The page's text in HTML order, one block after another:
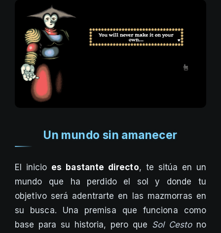
Un mundo sin amanecer
El inicio es bastante directo, te sitúa en un
mundo que ha perdido el sol y donde tu
objetivo será adentrarte en las mazmorras en
su busca. Una premisa que funciona como
base para su historia, pero que Sol Cestono